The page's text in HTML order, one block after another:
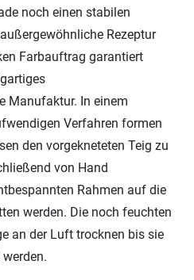
noch einen stabilen
Rezeptur
Farbauftrag garantiert
Manufaktur. In einem
Verfahren formen
den vorgekneteten Teig zu
von Hand
Rahmen auf die
werden. Die noch feuchten
an der Luft trocknen bis sie